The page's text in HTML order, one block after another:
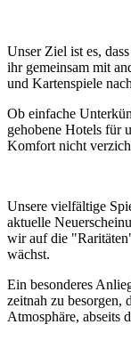
Unser Ziel ist es,
ihr gemeinsam mit
und Kartenspiele
Ob einfache
gehobene Hotels für
Komfort nicht
Unsere vielfältige
aktuelle
wir auf die
wächst.
Ein besonderes
zeitnah zu besorgen,
Atmosphäre, abseits